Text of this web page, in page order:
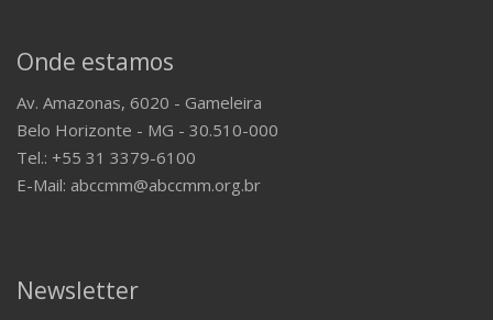
Onde estamos
Av. Amazonas, 6020 - Gameleira
Belo Horizonte - MG - 30.510-000
Tel.: +55 31 3379-6100
E-Mail: abccmm@abccmm.org.br
Newsletter